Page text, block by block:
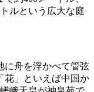
ルという広大な庭
に舟を浮かべて管弦
花」といえば中国か